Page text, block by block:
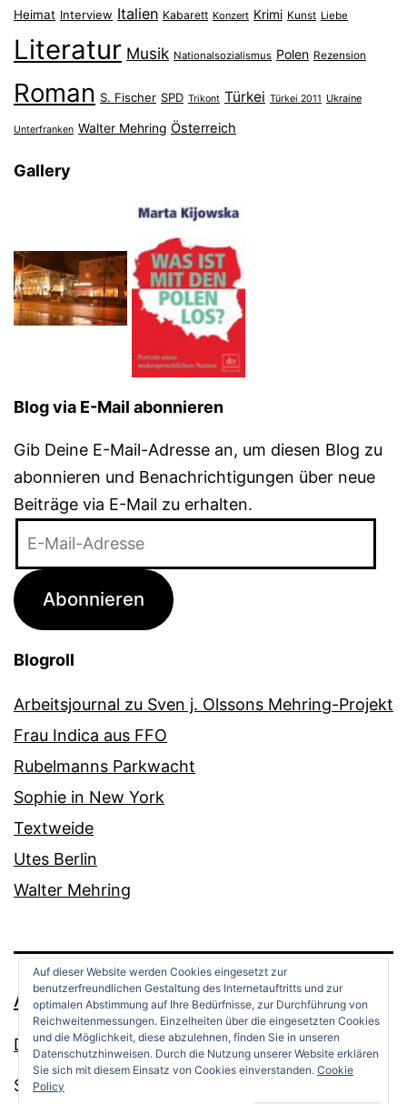
Heimat Interview Italien Kabarett Konzert Krimi Kunst Liebe
Literatur Musik Nationalsozialismus Polen Rezension
Roman S. Fischer SPD Trikont Türkei Türkei 2011 Ukraine
Unterfranken Walter Mehring Österreich
Gallery
Blog via E-Mail abonnieren
Gib Deine E-Mail-Adresse an, um diesen Blog zu
abonnieren und Benachrichtigungen über neue
Beiträge via E-Mail zu erhalten.
Adresse
Abonnieren
Blogroll
Arbeitsjournal zu Sven j. Olssons Mehring-Projekt
Frau Indica aus FFO
Rubelmanns Parkwacht
Sophie in New York
Textweide
Utes Berlin
Walter Mehring
ANDREAS OPPERMANN
Datenschutz
Stolz präsentiert von
Auf dieser Website werden Cookies eingesetzt zur
benutzerfreundlichen Gestaltung des Internetauftritts und zur
optimalen Abstimmung auf Ihre Bedürfnisse, zur Durchführung von
Reichweitenmessungen. Einzelheiten über die eingesetzten Cookies
und die Möglichkeit, diese abzulehnen, finden Sie in unseren
Datenschutzhinweisen. Durch die Nutzung unserer Website erklären
Sie sich mit diesem Einsatz von Cookies einverstanden. Cookie
Policy